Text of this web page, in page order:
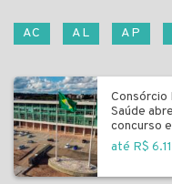
AC AL AP
Consórcio
Saúde abre
concurso
Curitiba
até R$